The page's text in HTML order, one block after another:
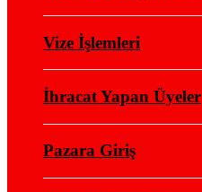
Vize İşlemleri
İhracat Yapan Üyeler
Pazara Giriş